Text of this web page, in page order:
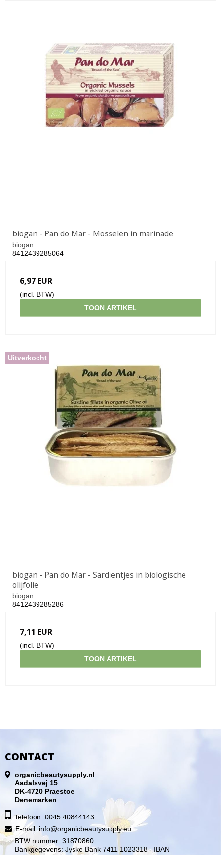
biogan - Pan do Mar - Mosselen in marinade
biogan
8412439285064
6,97 EUR
(incl. BTW)
TOON ARTIKEL
Uitverkocht
biogan - Pan do Mar - Sardientjes in biologische
olijfolie
biogan
8412439285286
7,11 EUR
(incl. BTW)
TOON ARTIKEL
CONTACT
organicbeautysupply.nl
Aadalsvej 15
DK-4720 Praestoe
Denemarken
Telefoon: 0045 40844143
E-mail: info@organicbeautysupply.eu
BTW nummer: 31870860
Bankgegevens: Jyske Bank 7411 1023318 - IBAN